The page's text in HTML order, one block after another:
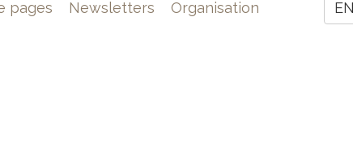
EN
pages Newsletters Organisation